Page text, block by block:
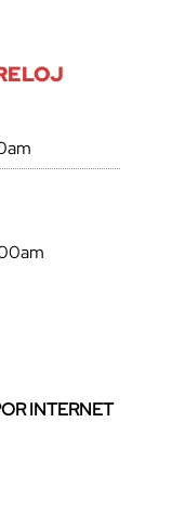
INTERNET